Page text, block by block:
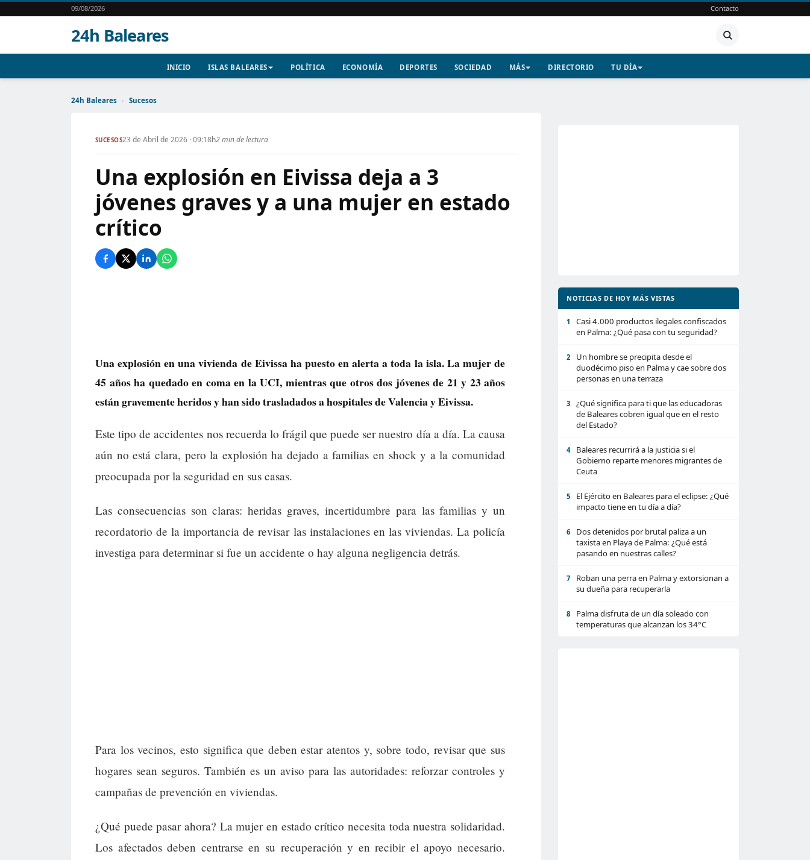
09/08/2026 Contacto
24h Baleares
INICIO ISLAS BALEARES POLÍTICA ECONOMÍA DEPORTES SOCIEDAD MÁS DIRECTORIO TU DÍA
24h Baleares › Sucesos
SUCESOS23 de Abril de 2026 · 09:18h2 min de lectura
Una explosión en Eivissa deja a 3
jóvenes graves y a una mujer en estado
crítico
Una explosión en una vivienda de Eivissa ha puesto en alerta a toda la isla. La mujer de
45 años ha quedado en coma en la UCI, mientras que otros dos jóvenes de 21 y 23 años
están gravemente heridos y han sido trasladados a hospitales de Valencia y Eivissa.
Este tipo de accidentes nos recuerda lo frágil que puede ser nuestro día a día. La causa
aún no está clara, pero la explosión ha dejado a familias en shock y a la comunidad
preocupada por la seguridad en sus casas.
Las consecuencias son claras: heridas graves, incertidumbre para las familias y un
recordatorio de la importancia de revisar las instalaciones en las viviendas. La policía
investiga para determinar si fue un accidente o hay alguna negligencia detrás.
Para los vecinos, esto significa que deben estar atentos y, sobre todo, revisar que sus
hogares sean seguros. También es un aviso para las autoridades: reforzar controles y
campañas de prevención en viviendas.
¿Qué puede pasar ahora? La mujer en estado crítico necesita toda nuestra solidaridad.
Los afectados deben centrarse en su recuperación y en recibir el apoyo necesario.
NOTICIAS DE HOY MÁS VISTAS
1
Casi 4.000 productos ilegales confiscados
en Palma: ¿Qué pasa con tu seguridad?
2
Un hombre se precipita desde el
duodécimo piso en Palma y cae sobre dos
personas en una terraza
3
¿Qué significa para ti que las educadoras
de Baleares cobren igual que en el resto
del Estado?
4
Baleares recurrirá a la justicia si el
Gobierno reparte menores migrantes de
Ceuta
5
El Ejército en Baleares para el eclipse: ¿Qué
impacto tiene en tu día a día?
6
Dos detenidos por brutal paliza a un
taxista en Playa de Palma: ¿Qué está
pasando en nuestras calles?
7
Roban una perra en Palma y extorsionan a
su dueña para recuperarla
8
Palma disfruta de un día soleado con
temperaturas que alcanzan los 34°C